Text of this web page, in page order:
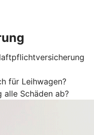
für Leihwagen?
Schäden ab?